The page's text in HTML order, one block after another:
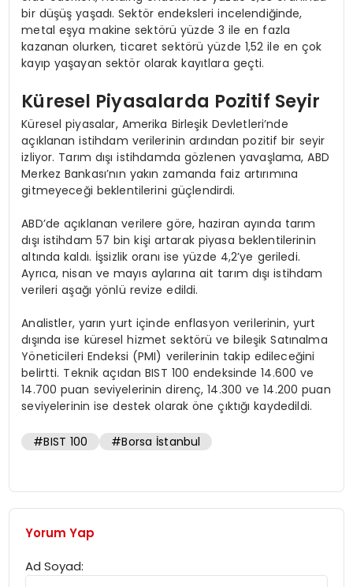
bir düşüş yaşadı. Sektör endeksleri incelendiğinde,
metal eşya makine sektörü yüzde 3 ile en fazla
kazanan olurken, ticaret sektörü yüzde 1,52 ile en çok
kayıp yaşayan sektör olarak kayıtlara geçti.
Küresel Piyasalarda Pozitif Seyir
Küresel piyasalar, Amerika Birleşik Devletleri’nde
açıklanan istihdam verilerinin ardından pozitif bir seyir
izliyor. Tarım dışı istihdamda gözlenen yavaşlama, ABD
Merkez Bankası’nın yakın zamanda faiz artırımına
gitmeyeceği beklentilerini güçlendirdi.
ABD’de açıklanan verilere göre, haziran ayında tarım
dışı istihdam 57 bin kişi artarak piyasa beklentilerinin
altında kaldı. İşsizlik oranı ise yüzde 4,2’ye geriledi.
Ayrıca, nisan ve mayıs aylarına ait tarım dışı istihdam
verileri aşağı yönlü revize edildi.
Analistler, yarın yurt içinde enflasyon verilerinin, yurt
dışında ise küresel hizmet sektörü ve bileşik Satınalma
Yöneticileri Endeksi (PMI) verilerinin takip edileceğini
belirtti. Teknik açıdan BIST 100 endeksinde 14.600 ve
14.700 puan seviyelerinin direnç, 14.300 ve 14.200 puan
seviyelerinin ise destek olarak öne çıktığı kaydedildi.
#BIST 100 #Borsa İstanbul
Yorum Yap
Ad Soyad: